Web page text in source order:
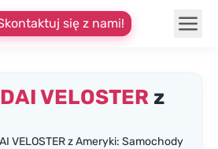
się z nami!
VELOSTER z
VELOSTER z Ameryki: Samochody